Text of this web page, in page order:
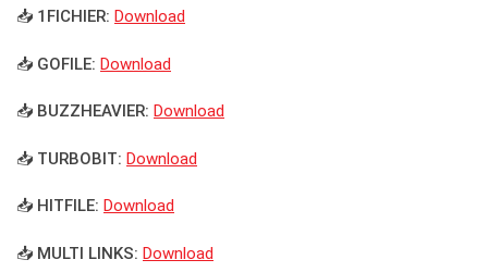
📥 1FICHIER: Download
📥 GOFILE: Download
📥 BUZZHEAVIER: Download
📥 TURBOBIT: Download
📥 HITFILE: Download
📥 MULTI LINKS: Download